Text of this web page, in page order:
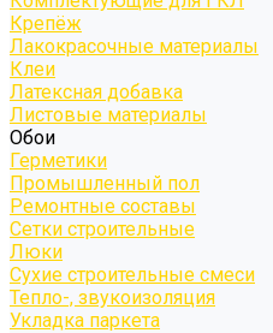
Крепёж
Лакокрасочные материалы
Клеи
Латексная добавка
Листовые материалы
Обои
Герметики
Промышленный пол
Ремонтные составы
Сетки строительные
Люки
Сухие строительные смеси
Тепло-, звукоизоляция
Укладка паркета